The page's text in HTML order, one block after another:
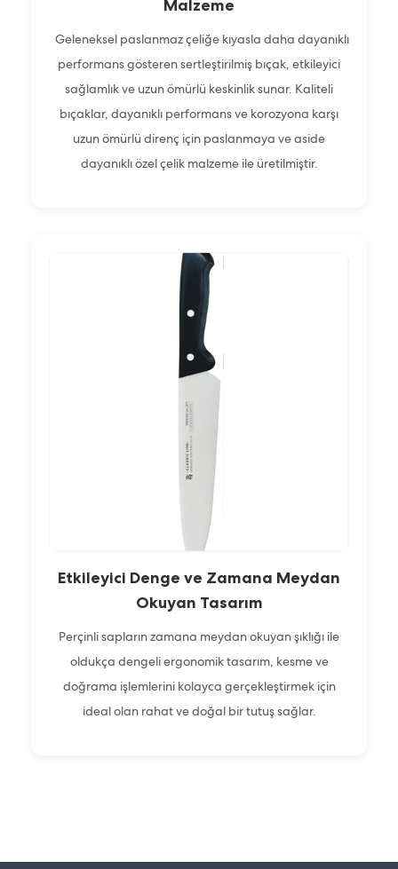
Malzeme
Geleneksel paslanmaz çeliğe kıyasla daha dayanıklı
performans gösteren sertleştirilmiş bıçak, etkileyici
sağlamlık ve uzun ömürlü keskinlik sunar. Kaliteli
bıçaklar, dayanıklı performans ve korozyona karşı
uzun ömürlü direnç için paslanmaya ve aside
dayanıklı özel çelik malzeme ile üretilmiştir.
Etkileyici Denge ve Zamana Meydan
Okuyan Tasarım
Perçinli sapların zamana meydan okuyan şıklığı ile
oldukça dengeli ergonomik tasarım, kesme ve
doğrama işlemlerini kolayca gerçekleştirmek için
ideal olan rahat ve doğal bir tutuş sağlar.